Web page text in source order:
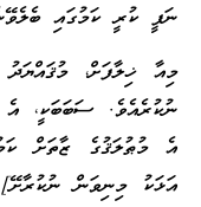
ނަފީ ކުރީ ކަމުގައި
މިއާ ޚިލާފަށް،
ނުކުރެއެވެ. ސަބަބަކީ،
އެ މުޠުލަޤުގެ ޒާތަށް
އަޅަކު މިނިވަން